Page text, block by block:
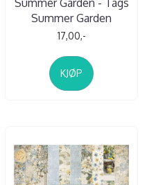
Summer Garden
17,00,-
KJØP